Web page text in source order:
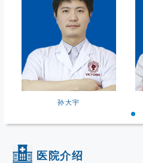
孙大宇
医院介绍